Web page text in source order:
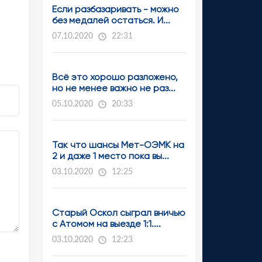
Если разбазаривать - можно
без медалей остаться. И...
07.10.2020 22:31
Всё это хорошо разложено,
но не менее важно не раз...
05.10.2020 20:33
Так что шансы Мет-ОЭМК на
2 и даже 1 место пока вы...
03.10.2020 12:25
Старый Оскол сыграл вничью
с Атомом на выезде 1:1....
03.10.2020 12:23